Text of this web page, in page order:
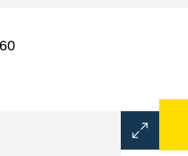
Ouvrir
la